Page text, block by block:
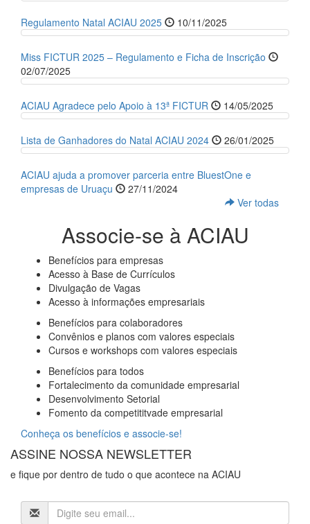
Regulamento Natal ACIAU 2025 10/11/2025
Miss FICTUR 2025 – Regulamento e Ficha de Inscrição
02/07/2025
ACIAU Agradece pelo Apoio à 13ª FICTUR 14/05/2025
Lista de Ganhadores do Natal ACIAU 2024 26/01/2025
ACIAU ajuda a promover parceria entre BluestOne e
empresas de Uruaçu
27/11/2024
Ver todas
Associe-se à ACIAU
Benefícios para empresas
Acesso à Base de Currículos
Divulgação de Vagas
Acesso à informações empresariais
Benefícios para colaboradores
Convênios e planos com valores especiais
Cursos e workshops com valores especiais
Benefícios para todos
Fortalecimento da comunidade empresarial
Desenvolvimento Setorial
Fomento da competititvade empresarial
Conheça os benefícios e associe-se!
ASSINE NOSSA NEWSLETTER
e fique por dentro de tudo o que acontece na ACIAU